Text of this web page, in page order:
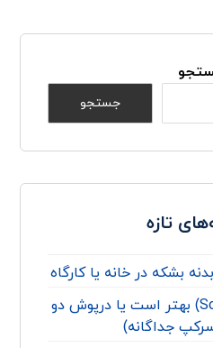
جستجو
تازه
بشکه در خانه یا کارگاه
درپوش یک تکه (Solid) بهتر است یا درپوش دو
جداگانه)